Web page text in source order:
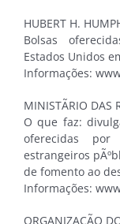
HUBERT H.
Bolsas
Estados Unidos
Informações:
MINISTÃRIO DAS
O que faz:
oferecidas por
estrangeiros
de fomento ao
Informações:
ORGANIZAÇÃO